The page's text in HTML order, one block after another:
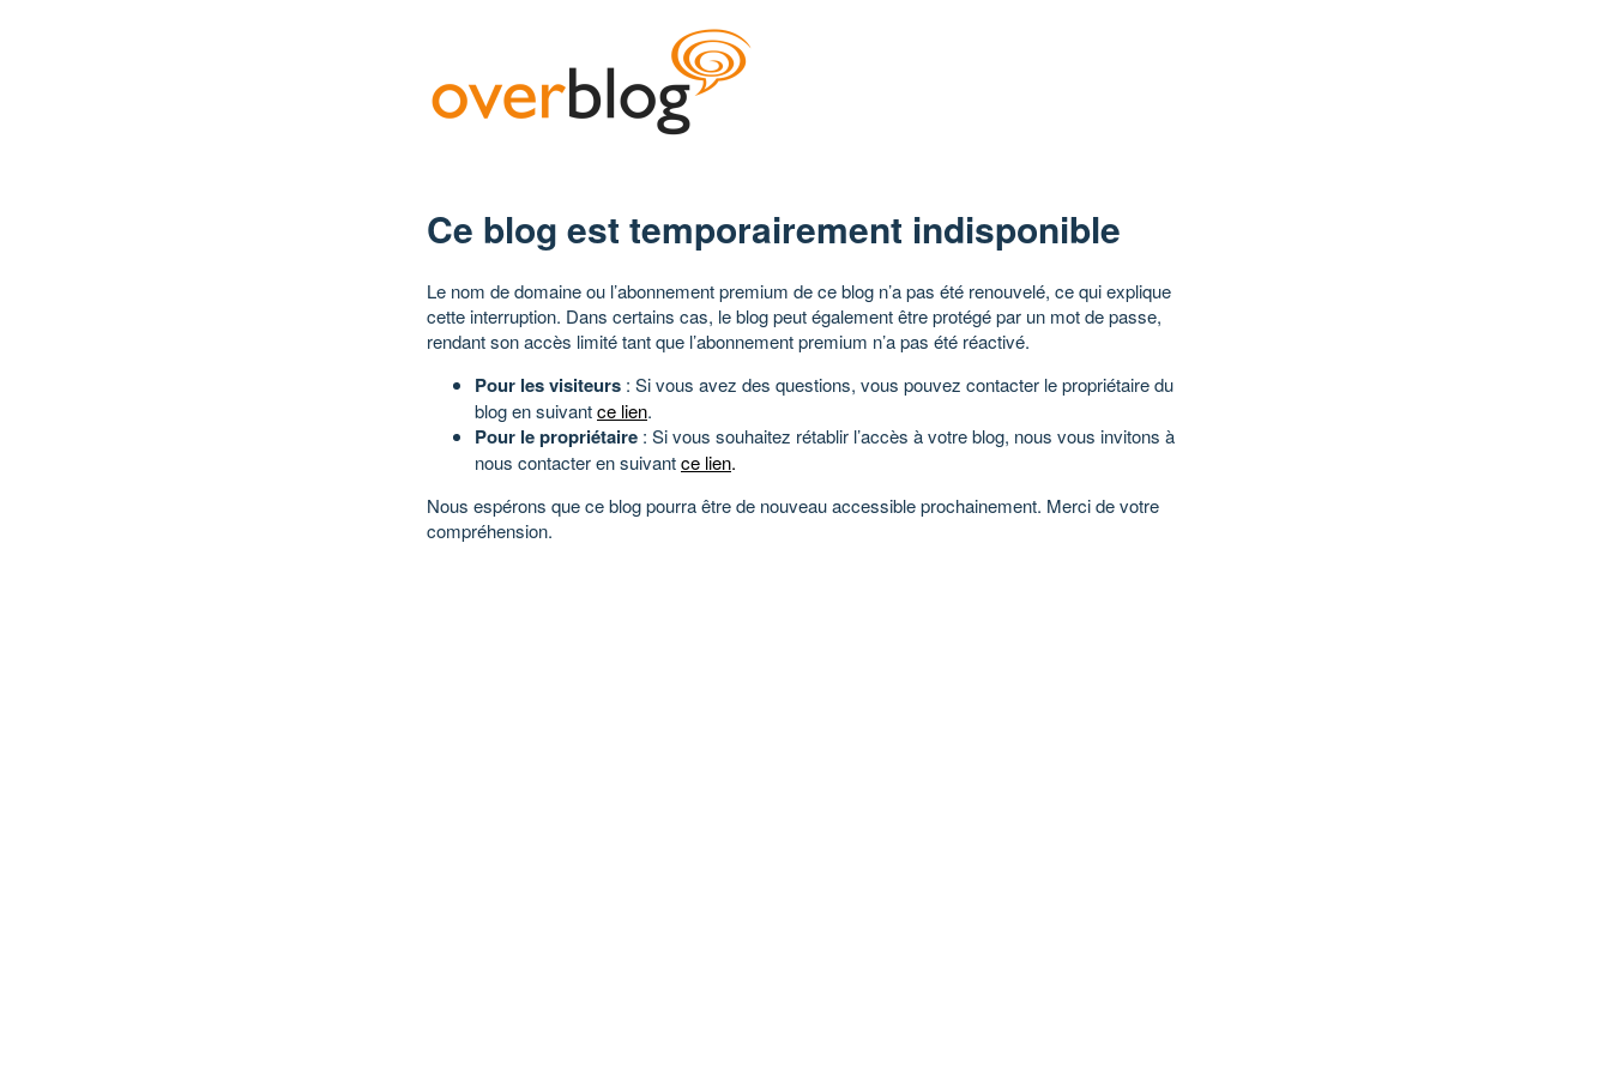
Ce blog est temporairement indisponible
Le nom de domaine ou l’abonnement premium de ce blog n’a pas été renouvelé, ce qui explique
cette interruption. Dans certains cas, le blog peut également être protégé par un mot de passe,
rendant son accès limité tant que l’abonnement premium n’a pas été réactivé.
Pour les visiteurs : Si vous avez des questions, vous pouvez contacter le propriétaire du
blog en suivantce lien.
Pour le propriétaire : Si vous souhaitez rétablir l’accès à votre blog, nous vous invitons à
nous contacter en suivantce lien.
Nous espérons que ce blog pourra être de nouveau accessible prochainement. Merci de votre
compréhension.